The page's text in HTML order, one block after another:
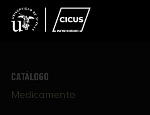
CATÁLOGO
Medicamento